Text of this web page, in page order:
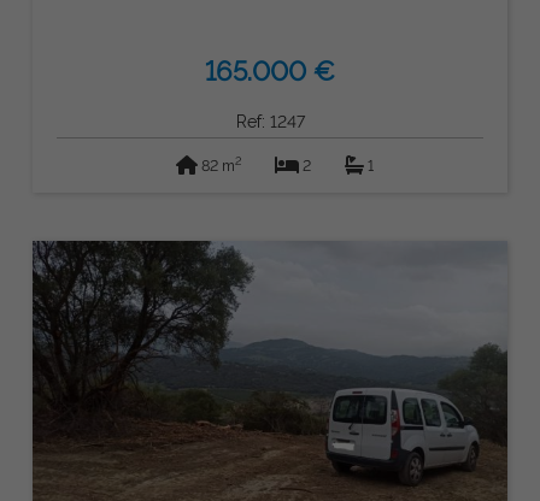
165.000 €
Ref: 1247
82 m2 2 1